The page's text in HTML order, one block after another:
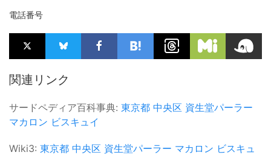
電話番号
関連リンク
サードペディア百科事典: 東京都 中央区 資生堂パーラー
マカロン ビスキュイ
Wiki3: 東京都 中央区 資生堂パーラー マカロン ビスキュ